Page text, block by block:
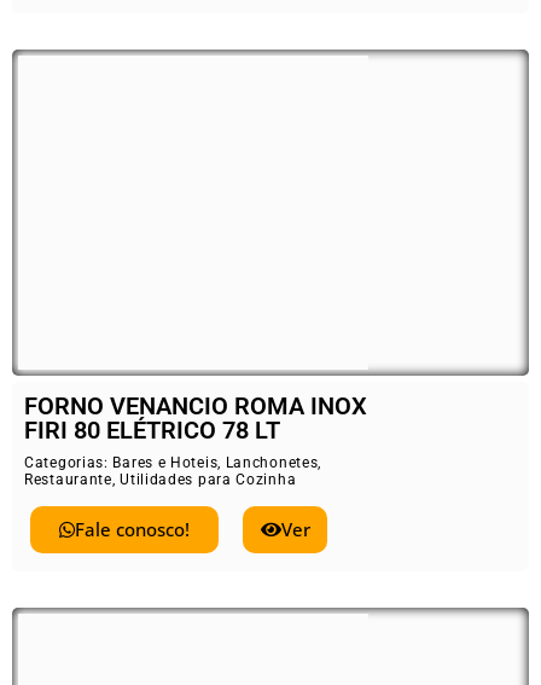
FORNO VENANCIO ROMA INOX
FIRI 80 ELÉTRICO 78 LT
Categorias: Bares e Hoteis, Lanchonetes,
Restaurante,Utilidades para Cozinha
Fale conosco! Ver